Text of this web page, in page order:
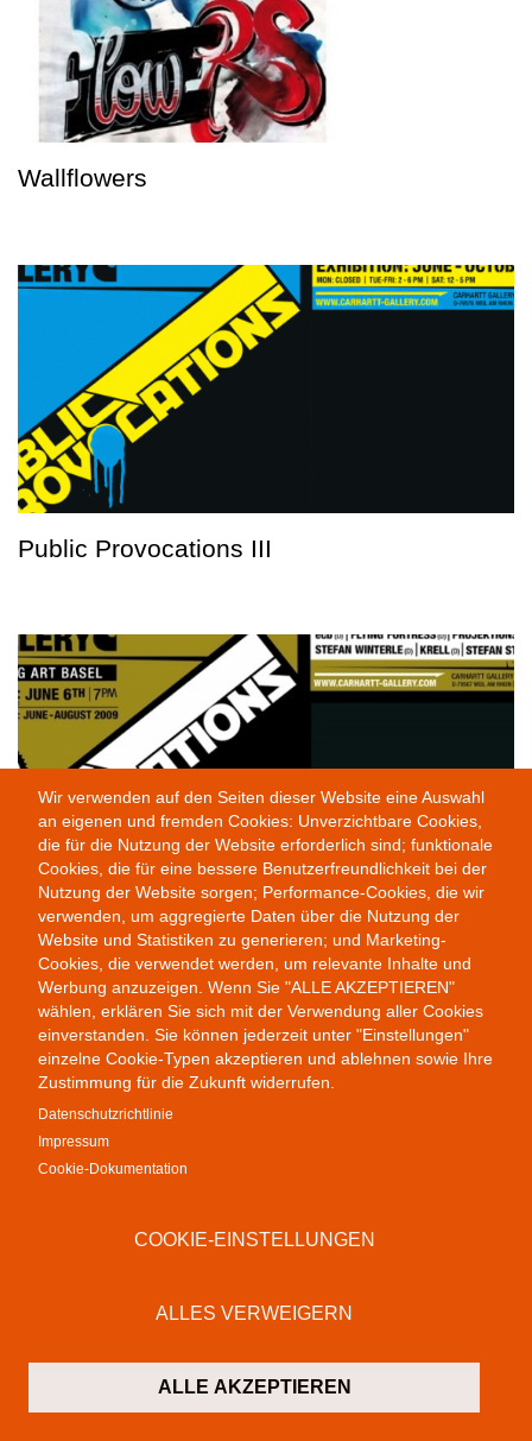
Wallflowers
Public Provocations III
Public Provocations I
Wir verwenden auf den Seiten dieser Website eine Auswahl
an eigenen und fremden Cookies: Unverzichtbare Cookies,
die für die Nutzung der Website erforderlich sind; funktionale
Cookies, die für eine bessere Benutzerfreundlichkeit bei der
Nutzung der Website sorgen; Performance-Cookies, die wir
verwenden, um aggregierte Daten über die Nutzung der
Website und Statistiken zu generieren; und Marketing-
Cookies, die verwendet werden, um relevante Inhalte und
Werbung anzuzeigen. Wenn Sie "ALLE AKZEPTIEREN"
wählen, erklären Sie sich mit der Verwendung aller Cookies
einverstanden. Sie können jederzeit unter "Einstellungen"
einzelne Cookie-Typen akzeptieren und ablehnen sowie Ihre
Zustimmung für die Zukunft widerrufen.
Datenschutzrichtlinie
Impressum
Cookie-Dokumentation
COOKIE-EINSTELLUNGEN
ALLES VERWEIGERN
ALLE AKZEPTIEREN